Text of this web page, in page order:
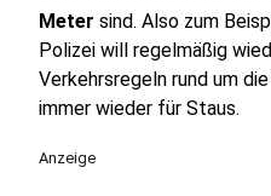
Meter sind. Also zum
Polizei will regelmäßig
Verkehrsregeln rund um
immer wieder für Staus.
Anzeige